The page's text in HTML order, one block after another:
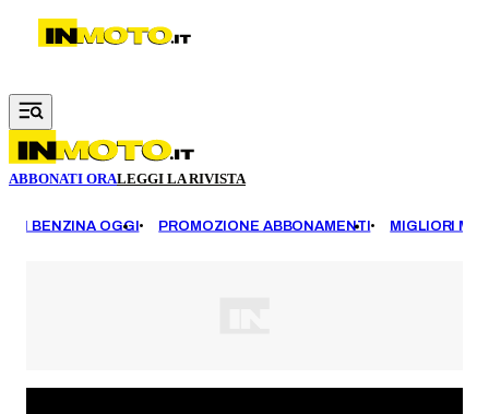
Vai al contenuto principale
ABBONATI ORALEGGI LA RIVISTA
BENZINA OGGI PROMOZIONE ABBONAMENTI MIGLIORI